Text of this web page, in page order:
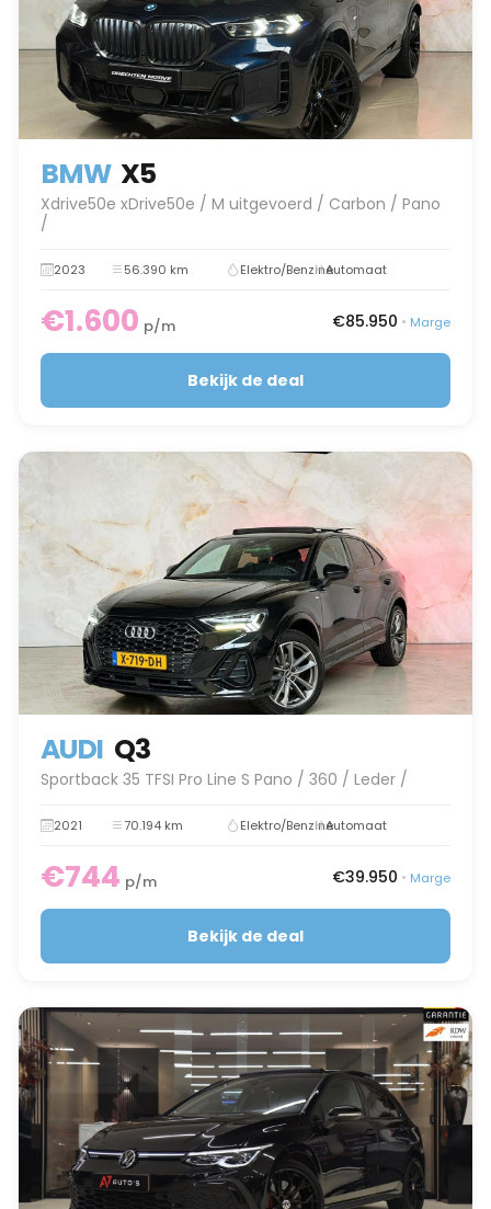
BMW X5
Xdrive50e xDrive50e / M uitgevoerd / Carbon / Pano
/
2023 56.390 km Elektro/BenzineAutomaat
€1.600 p/m €85.950 • Marge
Bekijk de deal
AUDI Q3
Sportback 35 TFSI Pro Line S Pano / 360 / Leder /
2021 70.194 km Elektro/BenzineAutomaat
€744 p/m €39.950 • Marge
Bekijk de deal